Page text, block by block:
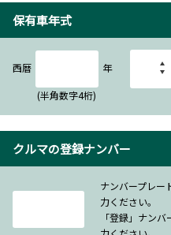
保有車年式
西暦 年
(半角数字4桁)
クルマの登録ナンバー
ナンバープレー
力ください。
「登録」ナン